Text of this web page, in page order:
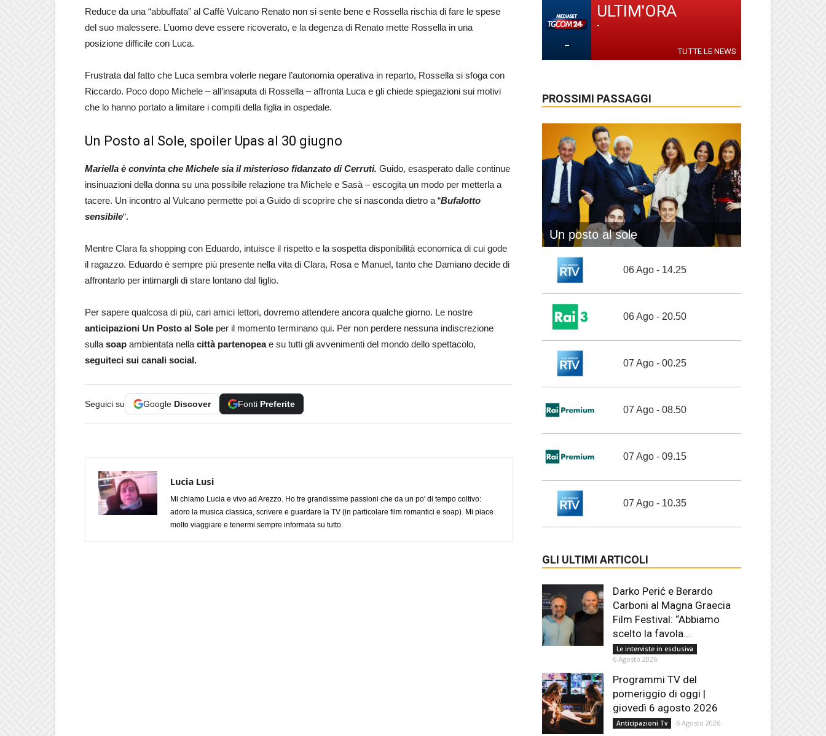
Reduce da una “abbuffata” al Caffè Vulcano Renato non si sente bene e Rossella rischia di fare le spese
del suo malessere. L’uomo deve essere ricoverato, e la degenza di Renato mette Rossella in una
posizione difficile con Luca.
Frustrata dal fatto che Luca sembra volerle negare l’autonomia operativa in reparto, Rossella si sfoga con
Riccardo. Poco dopo Michele – all’insaputa di Rossella – affronta Luca e gli chiede spiegazioni sui motivi
che lo hanno portato a limitare i compiti della figlia in ospedale.
Un Posto al Sole, spoiler Upas al 30 giugno
Mariella è convinta che Michele sia il misterioso fidanzato di Cerruti. Guido, esasperato dalle continue
insinuazioni della donna su una possibile relazione tra Michele e Sasà – escogita un modo per metterla a
tacere. Un incontro al Vulcano permette poi a Guido di scoprire che si nasconda dietro a “Bufalotto
sensibile“.
Mentre Clara fa shopping con Eduardo, intuisce il rispetto e la sospetta disponibilità economica di cui gode
il ragazzo. Eduardo è sempre più presente nella vita di Clara, Rosa e Manuel, tanto che Damiano decide di
affrontarlo per intimargli di stare lontano dal figlio.
Per sapere qualcosa di più, cari amici lettori, dovremo attendere ancora qualche giorno. Le nostre
anticipazioni Un Posto al Sole per il momento terminano qui. Per non perdere nessuna indiscrezione
sulla soap ambientata nella città partenopeae su tutti gli avvenimenti del mondo dello spettacolo,
seguiteci sui canali social.
Seguici su Google Discover Fonti Preferite
Lucia Lusi
Mi chiamo Lucia e vivo ad Arezzo. Ho tre grandissime passioni che da un po' di tempo coltivo:
adoro la musica classica, scrivere e guardare la TV (in particolare film romantici e soap). Mi piace
molto viaggiare e tenermi sempre informata su tutto.
-
ULTIM'ORA
-
TUTTE LE NEWS
PROSSIMI PASSAGGI
Un posto al sole
06 Ago - 14.25
06 Ago - 20.50
07 Ago - 00.25
07 Ago - 08.50
07 Ago - 09.15
07 Ago - 10.35
GLI ULTIMI ARTICOLI
Darko Perić e Berardo
Carboni al Magna Graecia
Film Festival: “Abbiamo
scelto la favola...
Le interviste in esclusiva
6 Agosto 2026
Programmi TV del
pomeriggio di oggi |
giovedì 6 agosto 2026
Anticipazioni Tv 6 Agosto 2026